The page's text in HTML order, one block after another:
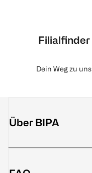
Filialfinder
Dein Weg zu uns
Über BIPA